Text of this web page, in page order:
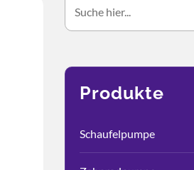
Produkte
Schaufelpumpe